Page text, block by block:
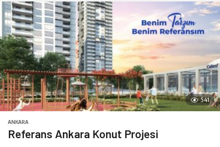
541
ANKARA
Referans Ankara Konut Projesi